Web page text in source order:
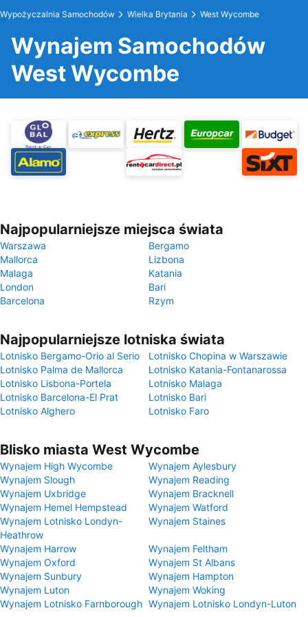
Wypożyczalnia Samochodów Wielka Brytania West Wycombe
Wynajem Samochodów
West Wycombe
Najpopularniejsze miejsca świata
Warszawa
Bergamo
Mallorca
Lizbona
Malaga
Katania
London
Bari
Barcelona
Rzym
Najpopularniejsze lotniska świata
Lotnisko Bergamo-Orio al Serio
Lotnisko Chopina w Warszawie
Lotnisko Palma de Mallorca
Lotnisko Katania-Fontanarossa
Lotnisko Lisbona-Portela
Lotnisko Malaga
Lotnisko Barcelona-El Prat
Lotnisko Bari
Lotnisko Alghero
Lotnisko Faro
Blisko miasta West Wycombe
Wynajem High Wycombe
Wynajem Aylesbury
Wynajem Slough
Wynajem Reading
Wynajem Uxbridge
Wynajem Bracknell
Wynajem Hemel Hempstead
Wynajem Watford
Wynajem Lotnisko Londyn-
Heathrow
Wynajem Staines
Wynajem Harrow
Wynajem Feltham
Wynajem Oxford
Wynajem St Albans
Wynajem Sunbury
Wynajem Hampton
Wynajem Luton
Wynajem Woking
Wynajem Lotnisko Farnborough Wynajem Lotnisko Londyn-Luton